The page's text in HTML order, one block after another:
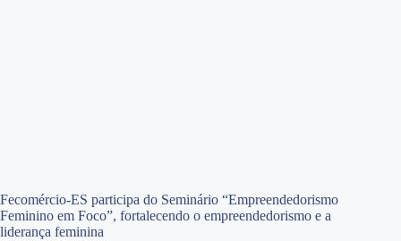
Fecomércio-ES participa do Seminário “Empreendedorismo
Feminino em Foco”, fortalecendo o empreendedorismo e a
liderança feminina